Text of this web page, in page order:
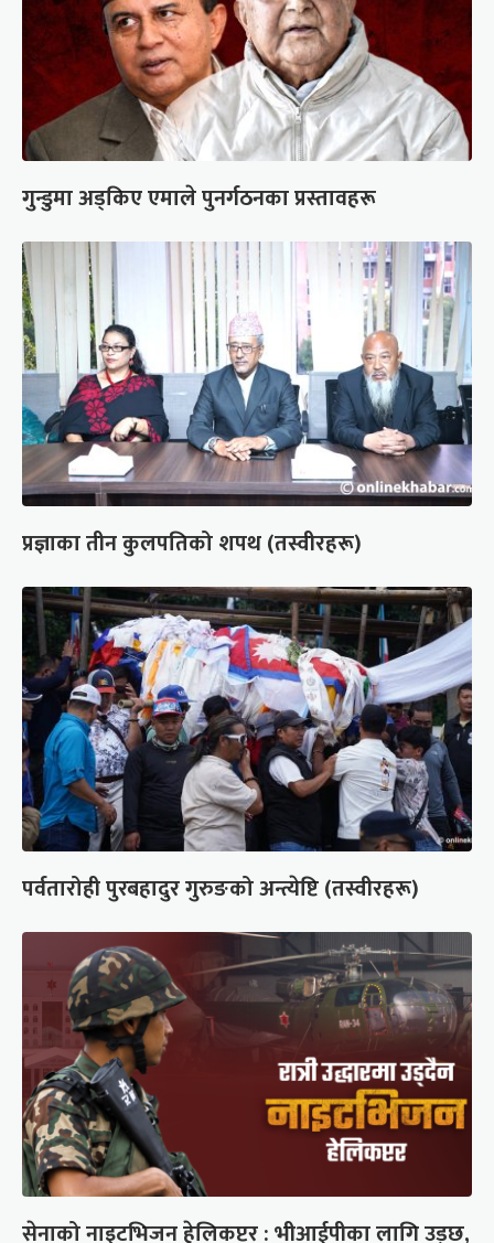
गुन्डुमा अड्किए एमाले पुनर्गठनका प्रस्तावहरू
प्रज्ञाका तीन कुलपतिको शपथ (तस्वीरहरू)
पर्वतारोही पुरबहादुर गुरुङको अन्त्येष्टि (तस्वीरहरू)
सेनाको नाइटभिजन हेलिकप्टर : भीआईपीका लागि उड्छ,